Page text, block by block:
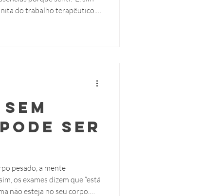
do trabalho terapêutico.
ser
pesado, a mente
os exames dizem que “está